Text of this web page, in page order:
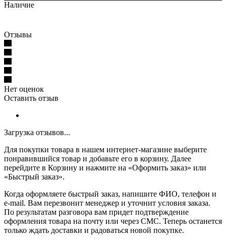
Наличие
Отзывы
Нет оценок
Оставить отзыв
Загрузка отзывов...
Для покупки товара в нашем интернет-магазине выберите
понравившийся товар и добавьте его в корзину. Далее
перейдите в Корзину и нажмите на «Оформить заказ» или
«Быстрый заказ».
Когда оформляете быстрый заказ, напишите ФИО, телефон и
e-mail. Вам перезвонит менеджер и уточнит условия заказа.
По результатам разговора вам придет подтверждение
оформления товара на почту или через СМС. Теперь останется
только ждать доставки и радоваться новой покупке.